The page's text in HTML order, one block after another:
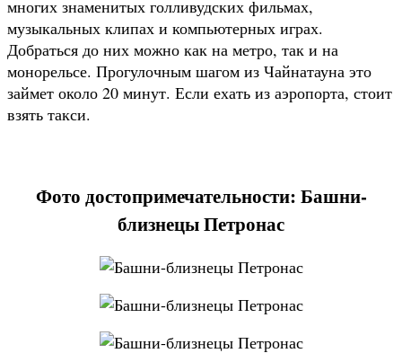
многих знаменитых голливудских фильмах,
музыкальных клипах и компьютерных играх.
Добраться до них можно как на метро, так и на
монорельсе. Прогулочным шагом из Чайнатауна это
займет около 20 минут. Если ехать из аэропорта, стоит
взять такси.
Фото достопримечательности: Башни-
близнецы Петронас